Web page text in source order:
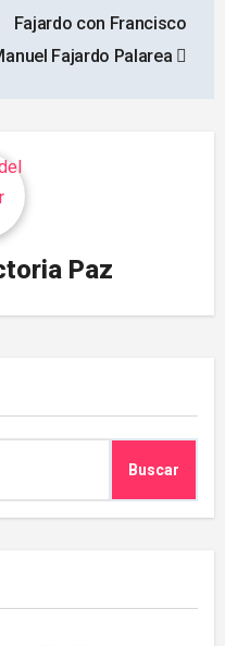
Fajardo con Francisco
Fajardo Palarea
Paz